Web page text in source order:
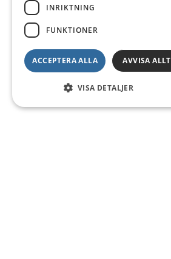
INRIKTNING
FUNKTIONER
ACCEPTERA ALLA AVVISA ALLT
VISA DETALJER